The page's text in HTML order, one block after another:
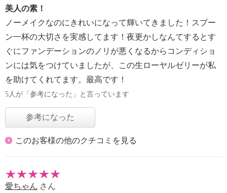
美人の素！
ノーメイクなのにきれいになって輝いてきました！スプー
ン一杯の大切さを実感してます！夜更かしなんてするとす
ぐにファンデーションのノリが悪くなるからコンディショ
ンには気をつけていましたが、この生ローヤルゼリーが私
を助けてくれてます。最高です！
5人が「参考になった」と言っています
参考になった
このお客様の他のクチコミを見る
愛ちゃん さん